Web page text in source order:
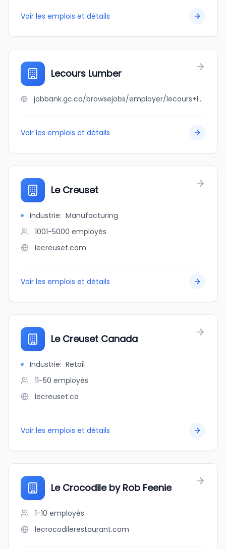
Voir les emplois et détails
Lecours Lumber
jobbank.gc.ca/browsejobs/employer/lecours+lumber/ca
Voir les emplois et détails
Le Creuset
Industrie: Manufacturing
1001-5000 employés
lecreuset.com
Voir les emplois et détails
Le Creuset Canada
Industrie: Retail
11-50 employés
lecreuset.ca
Voir les emplois et détails
Le Crocodile by Rob Feenie
1-10 employés
lecrocodilerestaurant.com